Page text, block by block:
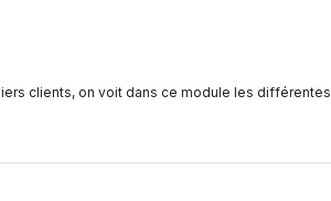
clients, on voit dans ce module les différentes